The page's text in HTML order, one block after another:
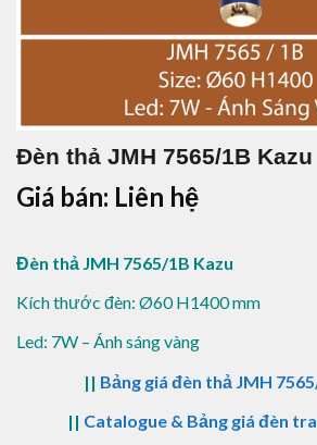
Đèn thả JMH 7565/1B Kazu
Giá bán: Liên hệ
Đèn thả JMH 7565/1B Kazu
Kích thước đèn: Ø60 H1400 mm
Led: 7W – Ánh sáng vàng
|| Bảng giá đèn thả JMH
|| Catalogue & Bảng giá đèn